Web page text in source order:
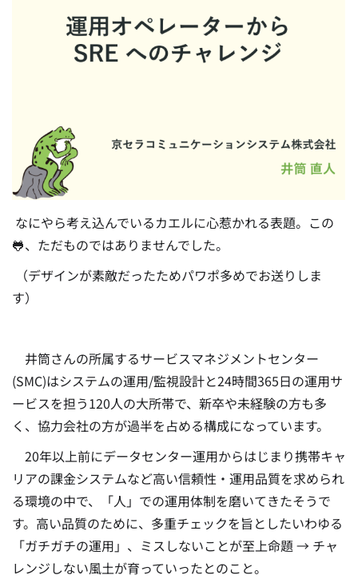
なにやら考え込んでいるカエルに心惹かれる表題。この
🐸、ただものではありませんでした。
（デザインが素敵だったためパワポ多めでお送りしま
す）
井筒さんの所属するサービスマネジメントセンター
(SMC)はシステムの運用/監視設計と24時間365日の運用サ
ービスを担う120人の大所帯で、新卒や未経験の方も多
く、協力会社の方が過半を占める構成になっています。
20年以上前にデータセンター運用からはじまり携帯キャ
リアの課金システムなど高い信頼性・運用品質を求められ
る環境の中で、「人」での運用体制を磨いてきたそうで
す。高い品質のために、多重チェックを旨としたいわゆる
「ガチガチの運用」、ミスしないことが至上命題 → チャ
レンジしない風土が育っていったとのこと。